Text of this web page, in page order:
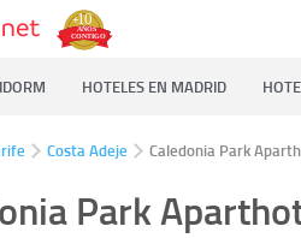
HOTELES EN MADRID
Costa Adeje Caledonia Park
Park